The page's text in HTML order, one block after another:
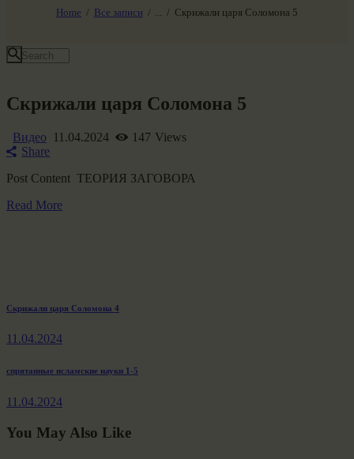
Home Все записи Скрижали царя Соломона 5
SG-6
Скрижали царя Соломона 5
Видео 11.04.2024 147 Views
Share
Post Content ТЕОРИЯ ЗАГОВОРА
Read More
Навигация
по
Previous
Скрижали царя Соломона 4
11.04.2024
Next
спрятанные исламские науки 1-5
11.04.2024
You May Also Like